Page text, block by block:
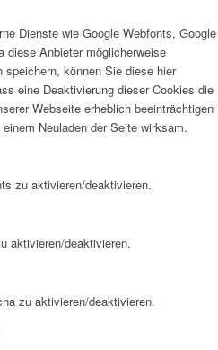
Dienste wie Google Webfonts, Google
diese Anbieter möglicherweise
speichern, können Sie diese hier
eine Deaktivierung dieser Cookies die
Webseite erheblich beeinträchtigen
Neuladen der Seite wirksam.
zu aktivieren/deaktivieren.
aktivieren/deaktivieren.
zu aktivieren/deaktivieren.